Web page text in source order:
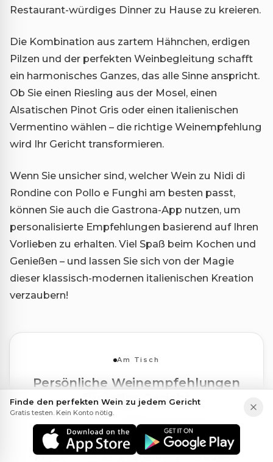
Restaurant-würdiges Dinner zu Hause zu kreieren.
Die Kombination aus zartem Hähnchen, erdigen
Pilzen und der perfekten Weinbegleitung schafft
ein harmonisches Ganzes, das alle Sinne anspricht.
Ob Sie einen Riesling aus der Mosel, einen
Alsatischen Pinot Gris oder einen italienischen
Vermentino wählen – die richtige Weinempfehlung
wird Ihr Gericht transformieren.
Wenn Sie unsicher sind, welcher Wein zu Nidi di
Rondine con Pollo e Funghi am besten passt,
können Sie auch die Gastrona-App nutzen, um
personalisierte Empfehlungen basierend auf Ihren
Vorlieben zu erhalten. Viel Spaß beim Kochen und
Genießen – und lassen Sie sich von der Magie
dieser klassisch-modernen italienischen Kreation
verzaubern!
Am Tisch
Persönliche Weinempfehlungen
für jedes Gericht
Öffne Gastrona, tippe das Gericht von
heute Abend ein und sieh, welche Weine
passen – mit der Begründung hinter jeder
Finde den perfekten Wein zu jedem Gericht
Gratis testen. Kein Konto nötig.